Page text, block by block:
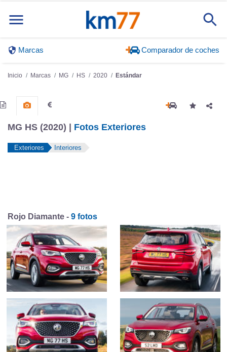
Marcas Comparador de coches
Inicio Marcas MG HS 2020 Estándar
MG HS (2020) | Fotos Exteriores
Exteriores Interiores
Rojo Diamante - 9 fotos